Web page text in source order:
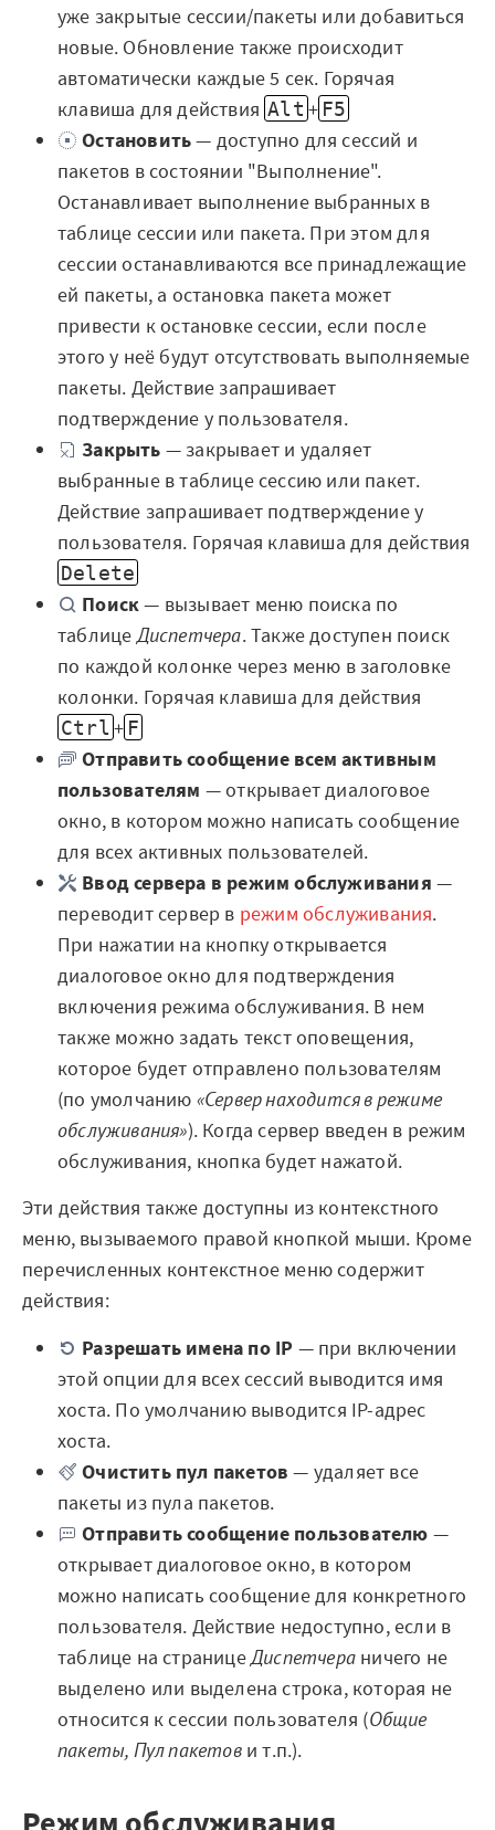
уже закрытые сессии/пакеты или добавиться
новые. Обновление также происходит
автоматически каждые 5 сек. Горячая
клавиша для действия Alt + F5
Остановить— доступно для сессий и
пакетов в состоянии "Выполнение".
Останавливает выполнение выбранных в
таблице сессии или пакета. При этом для
сессии останавливаются все принадлежащие
ей пакеты, а остановка пакета может
привести к остановке сессии, если после
этого у неё будут отсутствовать выполняемые
пакеты. Действие запрашивает
подтверждение у пользователя.
Закрыть — закрывает и удаляет
выбранные в таблице сессию или пакет.
Действие запрашивает подтверждение у
пользователя. Горячая клавиша для действия
Delete
Поиск— вызывает меню поиска по
таблицеДиспетчера. Также доступен поиск
по каждой колонке через меню в заголовке
колонки. Горячая клавиша для действия
Ctrl + F
Отправить сообщение всем активным
пользователям — открывает диалоговое
окно, в котором можно написать сообщение
для всех активных пользователей.
Ввод сервера в режим обслуживания —
переводит сервер в режим обслуживания.
При нажатии на кнопку открывается
диалоговое окно для подтверждения
включения режима обслуживания. В нем
также можно задать текст оповещения,
которое будет отправлено пользователям
(по умолчанию «Сервер находится в режиме
обслуживания»). Когда сервер введен в режим
обслуживания, кнопка будет нажатой.
Эти действия также доступны из контекстного
меню, вызываемого правой кнопкой мыши. Кроме
перечисленных контекстное меню содержит
действия:
Разрешать имена по IP — при включении
этой опции для всех сессий выводится имя
хоста. По умолчанию выводится IP-адрес
хоста.
Очистить пул пакетов — удаляет все
пакеты из пула пакетов.
Отправить сообщение пользователю —
открывает диалоговое окно, в котором
можно написать сообщение для конкретного
пользователя. Действие недоступно, если в
таблице на страницеДиспетчера ничего не
выделено или выделена строка, которая не
относится к сессии пользователя (Общие
пакеты, Пул пакетови т.п.).